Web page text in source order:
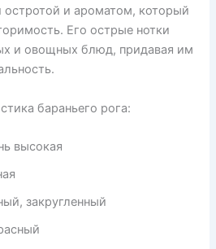
остротой и ароматом, который
Его острые нотки
и овощных блюд, придавая им
бараньего рога:
высокая
закругленный